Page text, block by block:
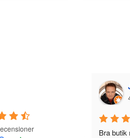
Bra utbud och reapriser